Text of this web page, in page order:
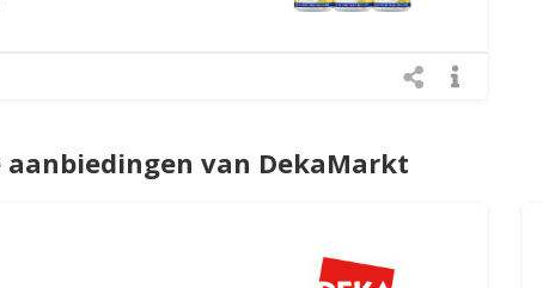
aanbiedingen van DekaMarkt